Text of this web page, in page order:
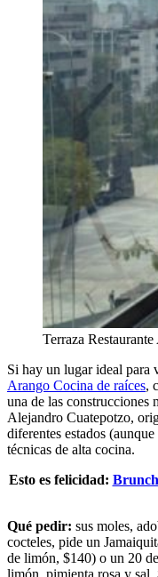
Terraza
Si hay un lugar ideal para
Arango Cocina de raíces,
una de las construcciones
Alejandro Cuatepotzo,
diferentes estados
técnicas de alta cocina.
Esto es felicidad:
Qué pedir: sus moles,
cocteles, pide un
de limón, $140) o un 20
limón, pimienta rosa y sal,